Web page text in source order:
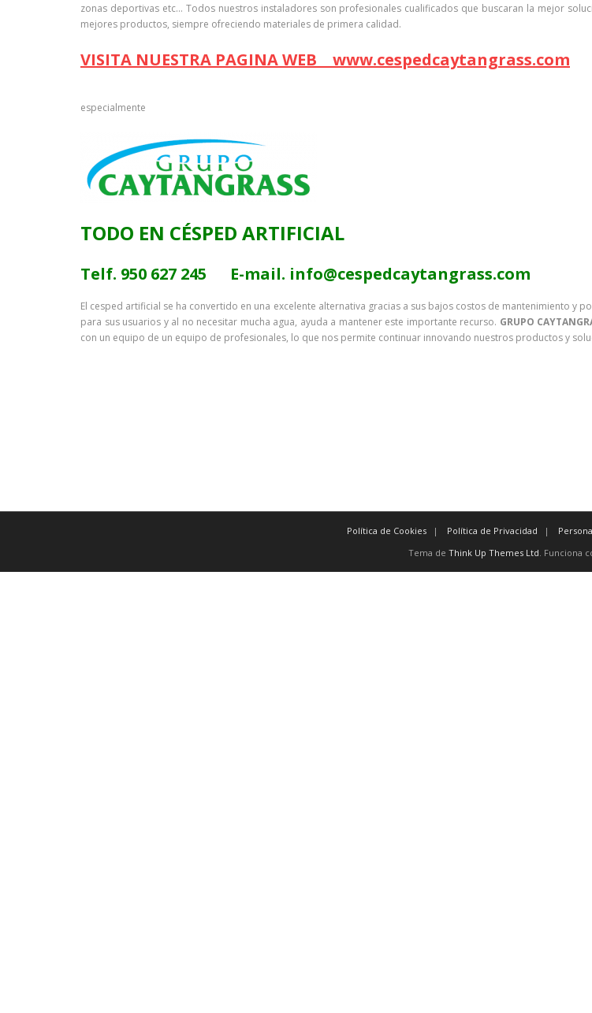
zonas deportivas etc… Todos nuestros instaladores son profesionales cualificados que buscaran la mejor
mejores productos, siempre ofreciendo materiales de primera calidad.
VISITA NUESTRA PAGINA WEB www.cespedcaytangrass.com
especialmente
TODO EN CÉSPED ARTIFICIAL
Telf. 950 627 245 E-mail. info@cespedcaytangrass.com
El cesped artificial se ha convertido en una excelente alternativa gracias a sus bajos costos de mantenimiento
para sus usuarios y al no necesitar mucha agua, ayuda a mantener este importante recurso. GRUPO
con un equipo de un equipo de profesionales, lo que nos permite continuar innovando nuestros productos y
Política de Cookies Política de Privacidad
Tema de Think Up Themes Ltd. Funciona